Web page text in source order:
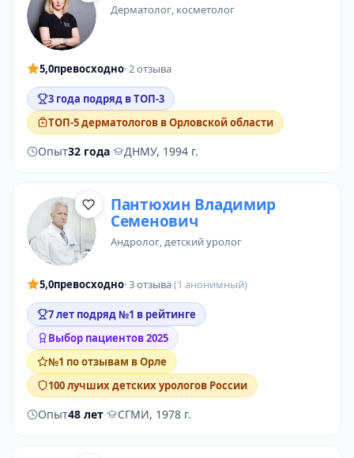
дерматолог, косметолог
5,0превосходно· 2 отзыва
3 года подряд в ТОП-3
ТОП-5 дерматологов в Орловской области
Опыт32 года· ДНМУ, 1994 г.
Пантюхин Владимир
Семенович
андролог,детский уролог
5,0превосходно· 3 отзыва(1 анонимный)
7 лет подряд №1 в рейтинге
Выбор пациентов 2025
№1 по отзывам в Орле
100 лучших детских урологов России
Опыт48 лет· СГМИ, 1978 г.